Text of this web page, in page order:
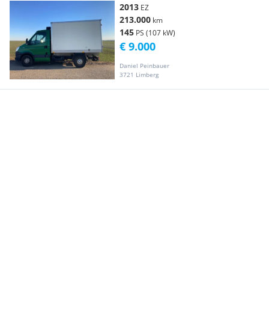
2013 EZ
213.000 km
145 PS (107 kW)
Daniel Peinbauer
3721 Limberg
€ 9.000